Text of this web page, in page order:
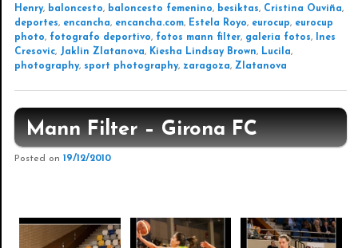
Henry, baloncesto, baloncesto femenino, besiktas, Cristina Ouviña,
deportes, encancha, encancha.com, Estela Royo, eurocup, eurocup
photo, fotografo deportivo, fotos mann filter, galeria fotos,
Ines
Cresovic, Jaklin Zlatanova, Kiesha Lindsay Brown, Lucila,
photography, sport photography,zaragoza,Zlatanova
Mann Filter – Girona FC
Posted on19/12/2010